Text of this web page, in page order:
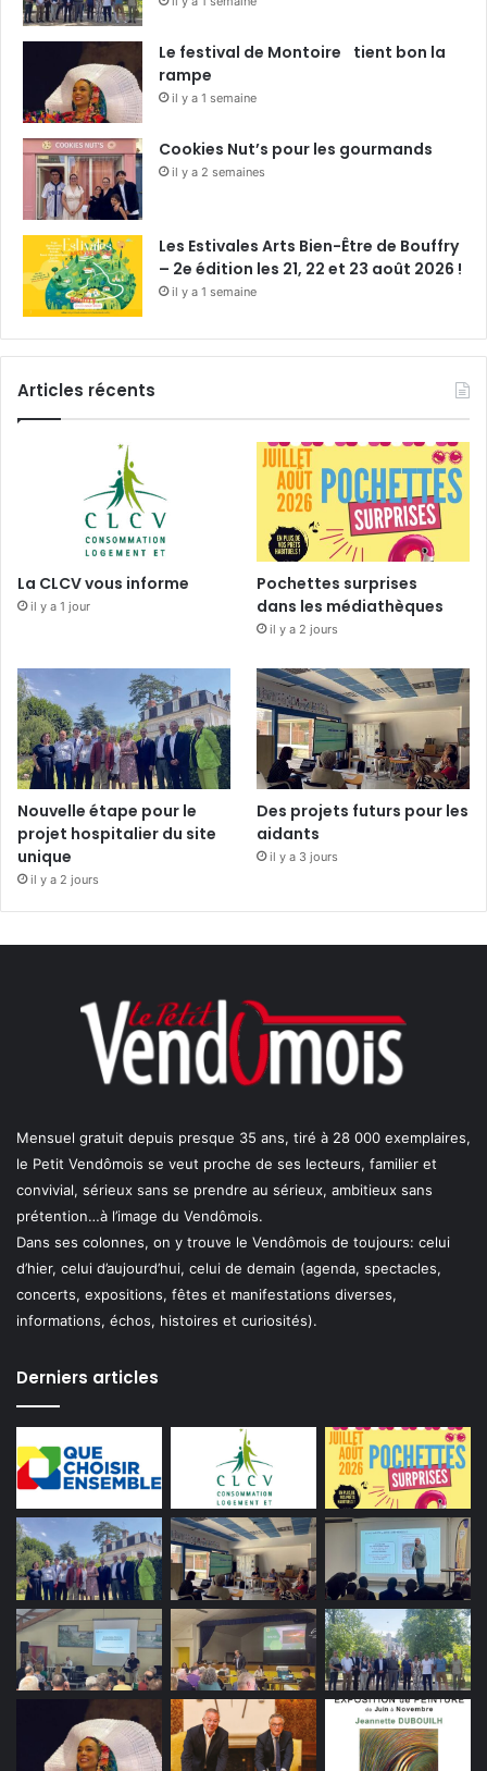
Le festival de Montoire tient bon la
rampe
il y a 1 semaine
Cookies Nut’s pour les gourmands
il y a 2 semaines
Les Estivales Arts Bien-Être de Bouffry
– 2e édition les 21, 22 et 23 août 2026 !
il y a 1 semaine
Articles récents
La CLCV vous informe
il y a 1 jour
Pochettes surprises
dans les médiathèques
il y a 2 jours
Nouvelle étape pour le
projet hospitalier du site
unique
il y a 2 jours
Des projets futurs pour les
aidants
il y a 3 jours
Mensuel gratuit depuis presque 35 ans, tiré à 28 000 exemplaires,
le Petit Vendômois se veut proche de ses lecteurs, familier et
convivial, sérieux sans se prendre au sérieux, ambitieux sans
prétention…à l’image du Vendômois.
Dans ses colonnes, on y trouve le Vendômois de toujours: celui
d’hier, celui d’aujourd’hui, celui de demain (agenda, spectacles,
concerts, expositions, fêtes et manifestations diverses,
informations, échos, histoires et curiosités).
Derniers articles